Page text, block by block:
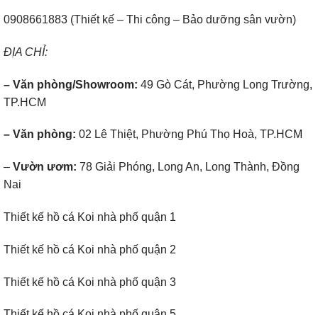
0908661883 (Thiết kế – Thi công – Bảo dưỡng sân vườn)
ĐỊA CHỈ:
– Văn phòng/Showroom: 49 Gò Cát, Phường Long Trường,
TP.HCM
– Văn phòng: 02 Lê Thiệt, Phường Phú Thọ Hoà, TP.HCM
– Vườn ươm: 78 Giải Phóng, Long An, Long Thành, Đồng
Nai
Thiết kế hồ cá Koi nhà phố quận 1
Thiết kế hồ cá Koi nhà phố quận 2
Thiết kế hồ cá Koi nhà phố quận 3